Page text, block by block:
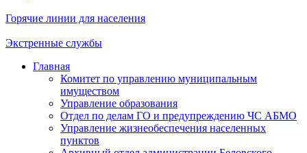
Горячие линии для населения
Экстренные службы
Главная
Комитет по управлению муниципальным
имуществом
Управление образования
Отдел по делам ГО и предупреждению ЧС АБМО
Управление жизнеобеспечения населенных
пунктов